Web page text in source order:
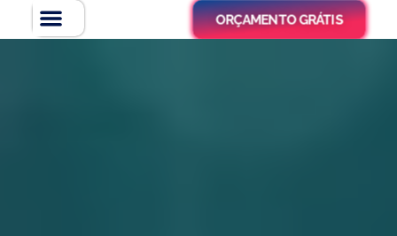
ORÇAMENTO GRÁTIS